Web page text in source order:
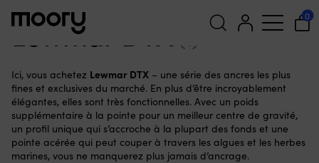
pour :
0
Lewmar DTX
Ici, vous achetez Lewmar DTX – une série des ancres les plus
fines et exclusives du marché. En plus d’être incroyablement
élégantes, elles sont très fonctionnelles. Avec un poids
supplémentaire à la pointe pour un meilleur centre de gravité,
un profil unique qui s’accroche à la plupart des fonds et une
pointe acérée qui peut couper à travers les algues et les herbes
marines, vous ne manquerez plus jamais d’ancrage.